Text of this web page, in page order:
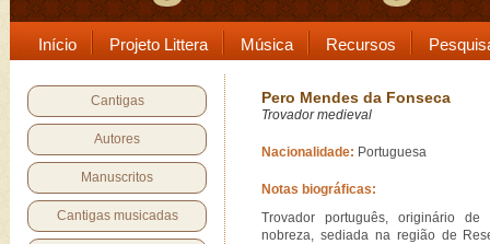
Início Projeto Littera Música Recursos
Cantigas
Autores
Manuscritos
Cantigas musicadas
Pero Mendes da Fonseca
Trovador medieval
Nacionalidade: Portuguesa
Notas biográficas:
Trovador português, originário
nobreza, sediada na região de